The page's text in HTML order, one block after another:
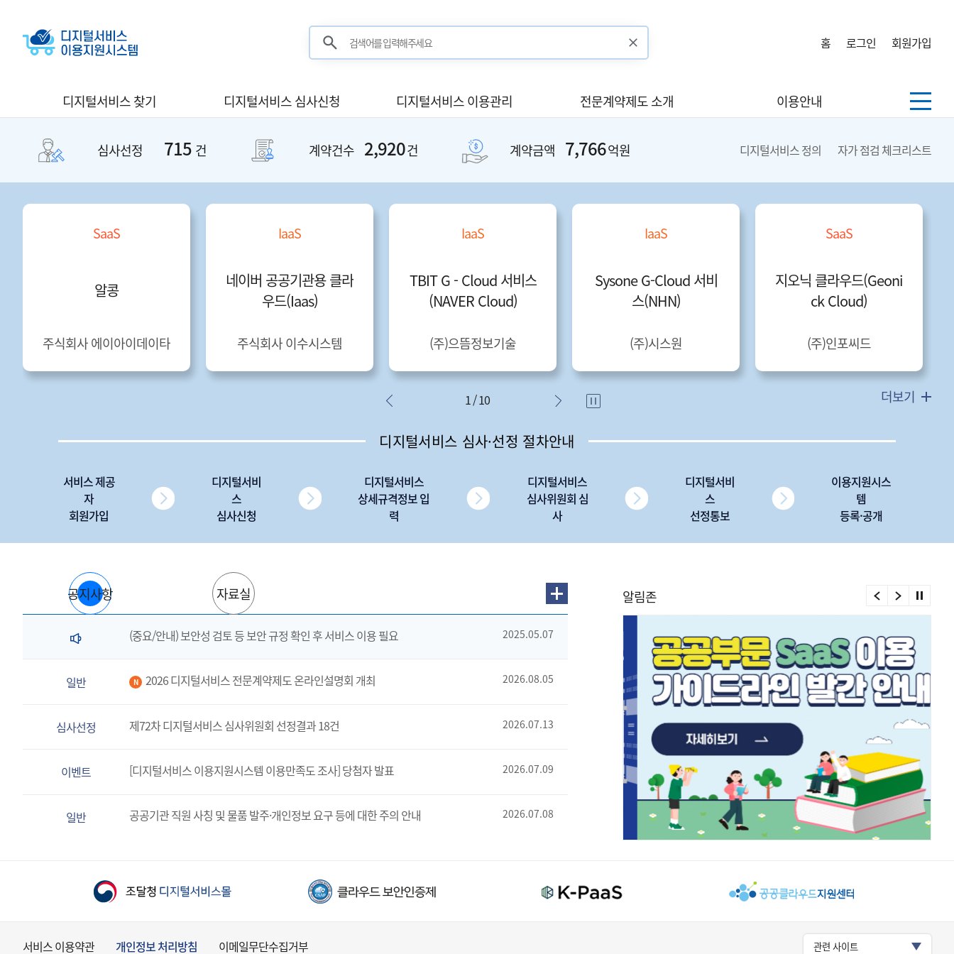
검색어를 입력해주세요 홈 로그인 회원가입
디지털서비스 찾기 디지털서비스 심사신청 디지털서비스 이용관리 전문계약제도 소개 이용안내
심사선정 715 건 계약건수 2,920건 계약금액 7,766억원 디지털서비스 정의 자가 점검 체크리스트
SaaS
알콩
주식회사 에이아이데이타
IaaS
네이버 공공기관용 클라
우드(Iaas)
주식회사 이수시스템
IaaS
TBIT G - Cloud 서비스
(NAVER Cloud)
(주)으뜸정보기술
IaaS
Sysone G-Cloud 서비
스(NHN)
(주)시스원
SaaS
지오닉 클라우드(Geoni
ck Cloud)
(주)인포씨드
1 / 10 더보기
디지털서비스 심사·선정 절차안내
서비스 제공
자
회원가입
디지털서비
스
심사신청
디지털서비스
상세규격정보 입
력
디지털서비스
심사위원회 심
사
디지털서비
스
선정통보
이용지원시스
템
등록·공개
공지사항 자료실
(중요/안내) 보안성 검토 등 보안 규정 확인 후 서비스 이용 필요 2025.05.07
일반 N 2026 디지털서비스 전문계약제도 온라인설명회 개최 2026.08.05
심사선정 제72차 디지털서비스 심사위원회 선정결과 18건 2026.07.13
이벤트 [디지털서비스 이용지원시스템 이용만족도 조사] 당첨자 발표 2026.07.09
일반 공공기관 직원 사칭 및 물품 발주·개인정보 요구 등에 대한 주의 안내 2026.07.08
알림존
서비스 이용약관 개인정보 처리방침 이메일무단수집거부 관련 사이트